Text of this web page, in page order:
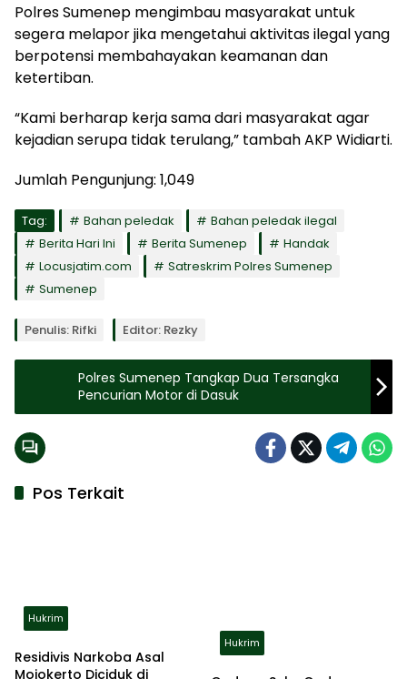
Polres Sumenep mengimbau masyarakat untuk
segera melapor jika mengetahui aktivitas ilegal yang
berpotensi membahayakan keamanan dan
ketertiban.
“Kami berharap kerja sama dari masyarakat agar
kejadian serupa tidak terulang,” tambah AKP Widiarti.
Jumlah Pengunjung: 1,049
Tag: Bahan peledak
Bahan peledak ilegal
Berita Hari Ini
Berita Sumenep
Handak
Locusjatim.com
Satreskrim Polres Sumenep
Sumenep
Penulis: Rifki Editor: Rezky
Polres Sumenep Tangkap Dua Tersangka
Pencurian Motor di Dasuk
Pos Terkait
Hukrim
Residivis Narkoba Asal
Mojokerto Diciduk di
Hukrim